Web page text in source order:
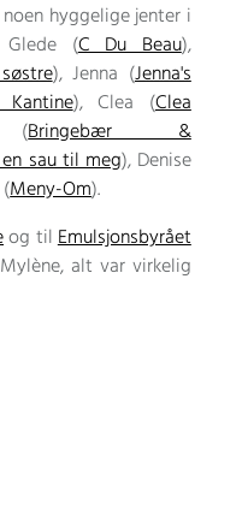
hyggelige jenter i
(C Du Beau),
), Jenna (Jenna's
), Clea (Clea
(Bringebær &
sau til meg), Denise
Meny-Om).
og tilEmulsjonsbyrået
alt var virkelig